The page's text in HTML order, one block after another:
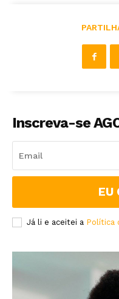
Inscreva-se
EU
Já li e aceitei a Política